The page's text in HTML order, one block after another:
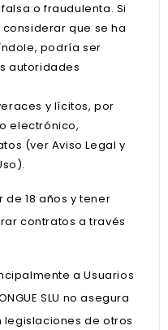
o fraudulenta. Si
que se ha
podría ser
autoridades
y lícitos, por
electrónico,
(ver Aviso Legal y
de 18 años y tener
contratos a través
a Usuarios
SLU no asegura
legislaciones de otros